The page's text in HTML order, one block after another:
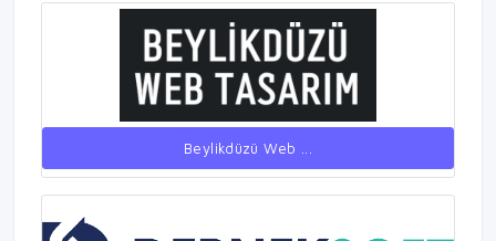
Beylikdüzü Web ...